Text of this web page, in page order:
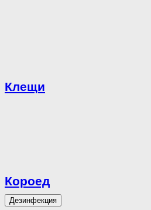
Клещи
Короед
Дезинфекция